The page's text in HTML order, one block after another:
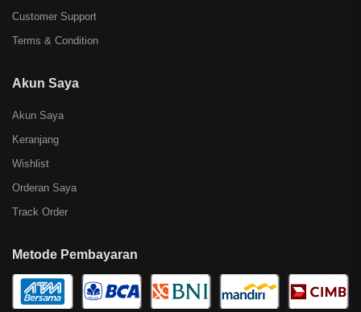
Customer Support
Terms & Condition
Akun Saya
Akun Saya
Keranjang
Wishlist
Orderan Saya
Track Order
Metode Pembayaran